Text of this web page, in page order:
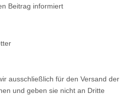
Beitrag informiert
ausschließlich für den Versand der
und geben sie nicht an Dritte